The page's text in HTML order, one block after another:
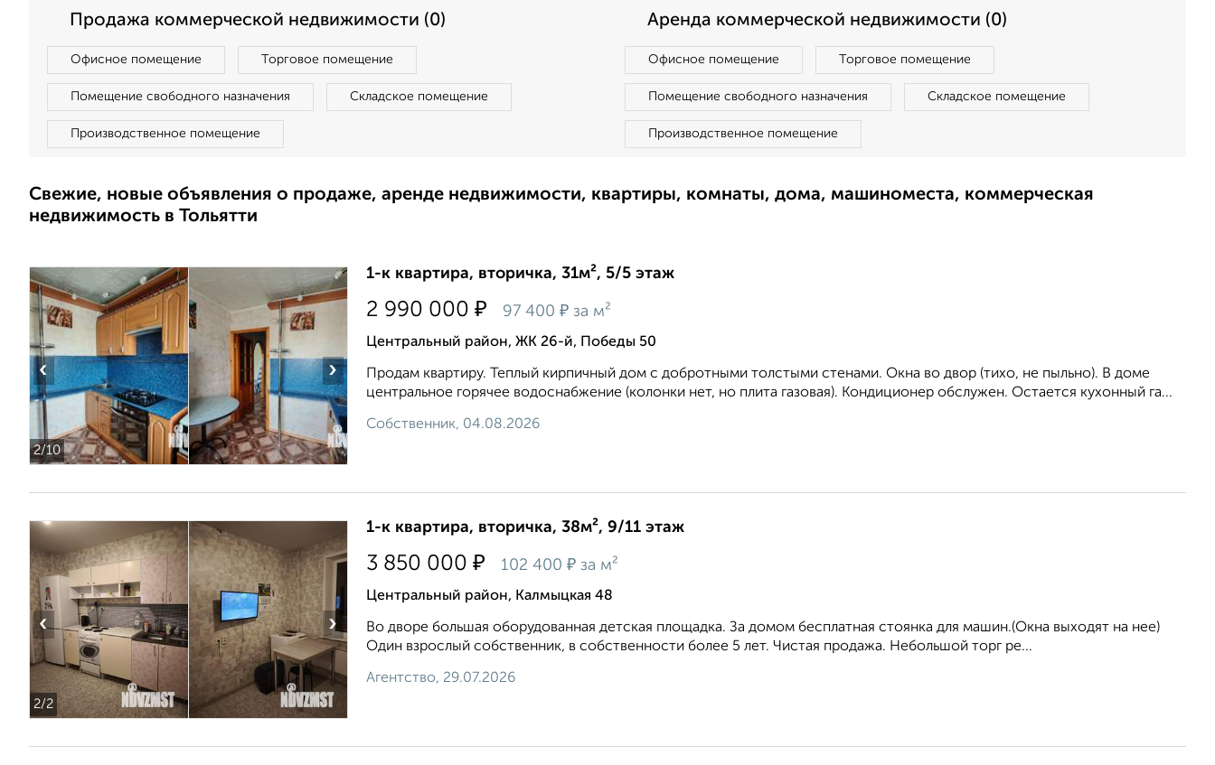
Продажа коммерческой недвижимости (0)
Офисное помещение Торговое помещение
Помещение свободного назначения Складское помещение
Производственное помещение
Аренда коммерческой недвижимости (0)
Офисное помещение Торговое помещение
Помещение свободного назначения Складское помещение
Производственное помещение
Свежие, новые объявления о продаже, аренде недвижимости, квартиры, комнаты, дома, машиноместа, коммерческая
недвижимость в Тольятти
2/10
‹ ›
1-к квартира, вторичка, 31м², 5/5 этаж
2 990 000 ₽ 97 400 ₽ за м²
Центральный район, ЖК 26-й, Победы 50
Продам квартиру. Теплый кирпичный дом с добротными толстыми стенами. Окна во двор (тихо, не пыльно). В доме
центральное горячее водоснабжение (колонки нет, но плита газовая). Кондиционер обслужен. Остается кухонный га...
Собственник, 04.08.2026
2/2
‹ ›
1-к квартира, вторичка, 38м², 9/11 этаж
3 850 000 ₽ 102 400 ₽ за м²
Центральный район, Калмыцкая 48
Во дворе большая оборудованная детская площадка. За домом бесплатная стоянка для машин.(Окна выходят на нее)
Один взрослый собственник, в собственности более 5 лет. Чистая продажа. Небольшой торг ре...
Агентство, 29.07.2026